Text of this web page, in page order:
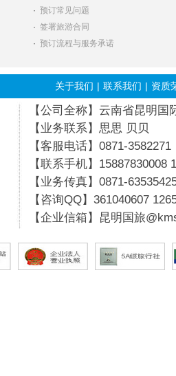
· 预订常见问题
· 签署旅游合同
· 预订流程与服务承诺
关于我们 | 联系我们 | 资质
【公司全称】云南省昆明
【业务联系】思思 贝贝
【客服电话】0871-3582271
【联系手机】15887830008
【业务传真】0871-
【咨询QQ】 361040607
【企业信箱】昆明国旅